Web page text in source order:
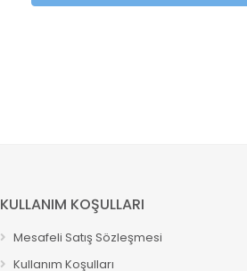
KULLANIM KOŞULLARI
Mesafeli Satış Sözleşmesi
Kullanım Koşulları